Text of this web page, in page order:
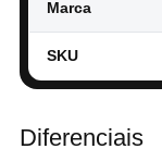
Marca
SKU
Diferenciais